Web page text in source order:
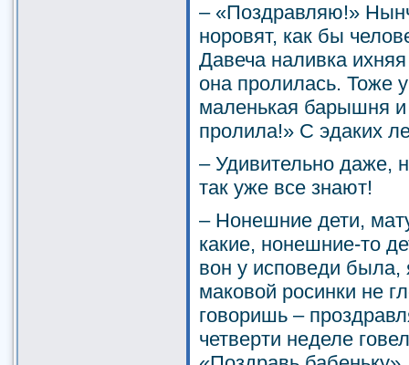
– «Поздравляю!»
норовят, как бы
Давеча наливка
она пролилась. Тоже
маленькая барышня и
пролила!» С эдаких
– Удивительно даже,
так уже все знают!
– Нонешние дети,
какие, нонешние-то
вон у исповеди была,
маковой росинки не
говоришь –
четверти неделе